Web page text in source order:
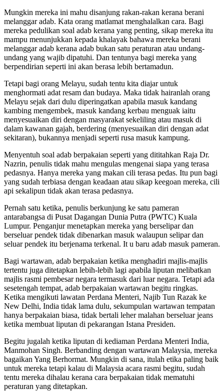
Mungkin mereka ini mahu disanjung rakan-rakan kerana berani
melanggar adab. Kata orang matlamat menghalalkan cara. Bagi
mereka pedulikan soal adab kerana yang penting, sikap mereka itu
mampu menunjukkan kepada khalayak bahawa mereka berani
melanggar adab kerana adab bukan satu peraturan atau undang-
undang yang wajib dipatuhi. Dan tentunya bagi mereka yang
berpendirian seperti ini akan berasa lebih bertamadun.
Tetapi bagi orang Melayu, sudah tentu kita diajar untuk
menghormati adat resam dan budaya. Maka tidak hairanlah orang
Melayu sejak dari dulu diperingatkan apabila masuk kandang
kambing mengembek, masuk kandang kerbau menguak iaitu
menyesuaikan diri dengan masyarakat sekeliling atau masuk di
dalam kawanan gajah, berdering (menyesuaikan diri dengan adat
sekitaran), bukannya menjadi seperti rusa masuk kampung.
Menyentuh soal adab berpakaian seperti yang dititahkan Raja Dr.
Nazrin, penulis tidak mahu mengulas mengenai siapa yang terasa
pedasnya. Hanya mereka yang makan cili terasa pedas. Itu pun bagi
yang sudah terbiasa dengan keadaan atau sikap keegoan mereka, cili
api sekalipun tidak akan terasa pedasnya.
Pernah satu ketika, penulis berkunjung ke satu pameran
antarabangsa di Pusat Dagangan Dunia Putra (PWTC) Kuala
Lumpur. Penganjur menetapkan mereka yang berselipar dan
berseluar pendek tidak dibenarkan masuk walaupun selipar dan
seluar pendek itu berjenama terkenal. It u baru adab masuk pameran.
Bagi wartawan, adab berpakaian ketika menghadiri majlis-majlis
tertentu juga ditetapkan lebih-lebih lagi apabila liputan melibatkan
majlis rasmi pembesar negara termasuk dari luar negara. Tetapi ada
sesetengah tempat, adab berpakaian wartawan begitu ringkas.
Ketika mengikuti lawatan Perdana Menteri, Najib Tun Razak ke
New Delhi, India tidak lama dulu, sekumpulan wartawan tempatan
hanya berpakaian biasa, tidak bertali leher malahan berseluar jeans
ketika membuat liputan di pekarangan Istana Presiden.
Begitu jugalah ketika liputan di kediaman Perdana Menteri India,
Manmohan Singh. Berbanding dengan wartawan Malaysia, mereka
bagaikan Yang Berhormat. Mungkin di sana, itulah etika paling baik
untuk mereka tetapi kalau di Malaysia acara rasmi begitu, sudah
tentu mereka dihalau kerana cara berpakaian tidak mematuhi
peraturan yang ditetapkan.